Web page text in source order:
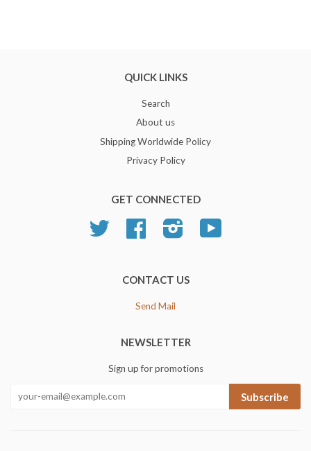
QUICK LINKS
Search
About us
Shipping Worldwide Policy
Privacy Policy
GET CONNECTED
Twitter Facebook Instagram
CONTACT US
Send Mail
NEWSLETTER
Sign up for promotions
Subscribe